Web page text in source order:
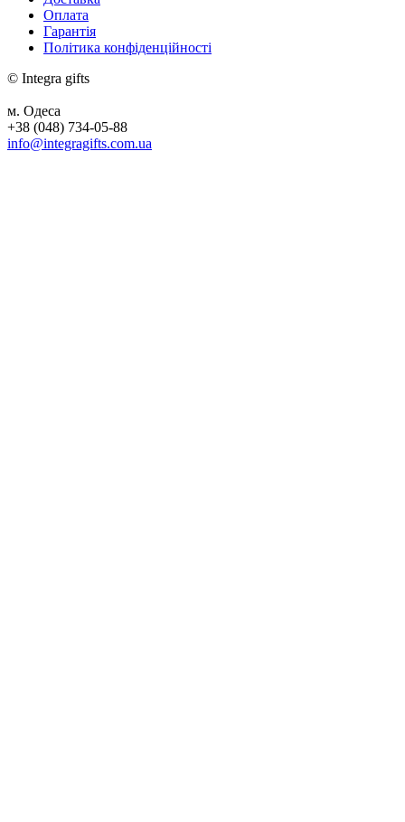
Оплата
Гарантія
Політика конфіденційності
© Integra gifts
м. Одеса
+38 (048) 734-05-88
info@integragifts.com.ua